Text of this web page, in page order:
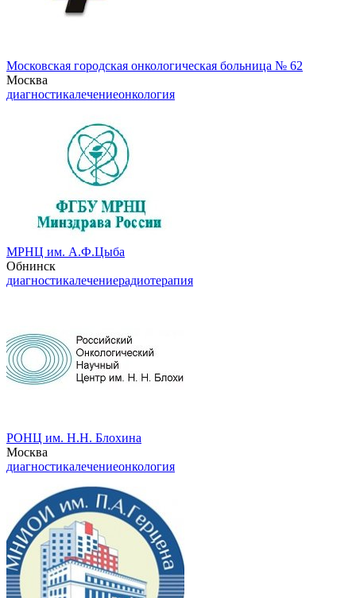
Московская городская онкологическая больница № 62
Москва
диагностикалечениеонкология
МРНЦ им. А.Ф.Цыба
Обнинск
диагностикалечениерадиотерапия
РОНЦ им. Н.Н. Блохина
Москва
диагностикалечениеонкология